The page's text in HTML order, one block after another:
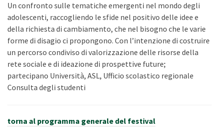
Un confronto sulle tematiche emergenti nel mondo degli
adolescenti, raccogliendo le sfide nel positivo delle idee e
della richiesta di cambiamento, che nel bisogno che le varie
forme di disagio ci propongono. Con l’intenzione di costruire
un percorso condiviso di valorizzazione delle risorse della
rete sociale e di ideazione di prospettive future;
partecipano Università, ASL, Ufficio scolastico regionale
Consulta degli studenti
torna al programma generale del festival